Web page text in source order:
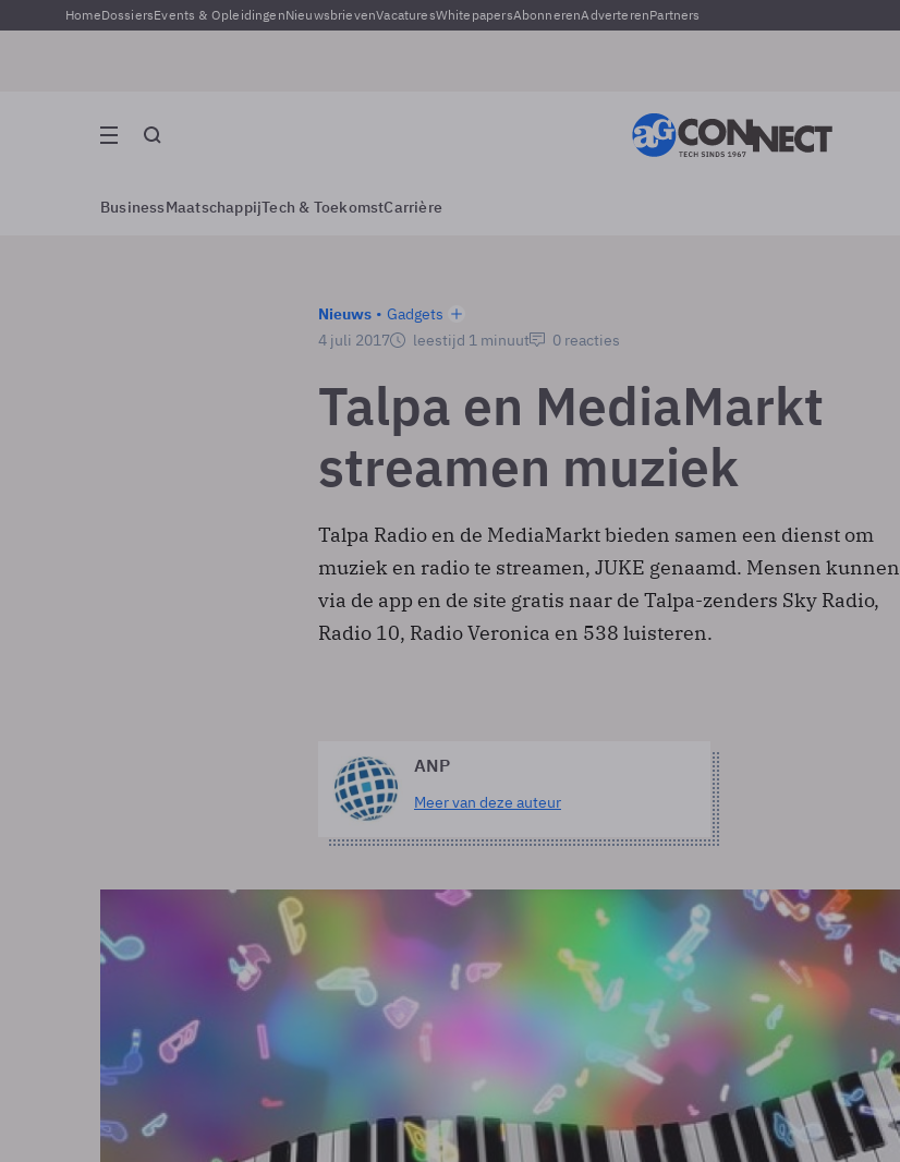
HomeDossiersEvents & OpleidingenNieuwsbrievenVacaturesWhitepapersAbonnerenAdverterenPartners
BusinessMaatschappijTech & ToekomstCarrière
Nieuws
Gadgets
4 juli 2017
leestijd 1 minuut 0 reacties
Talpa en MediaMarkt
streamen muziek
Talpa Radio en de MediaMarkt bieden samen een dienst om
muziek en radio te streamen, JUKE genaamd. Mensen kunnen
via de app en de site gratis naar de Talpa-zenders Sky Radio,
Radio 10, Radio Veronica en 538 luisteren.
ANP
Meer van deze auteur